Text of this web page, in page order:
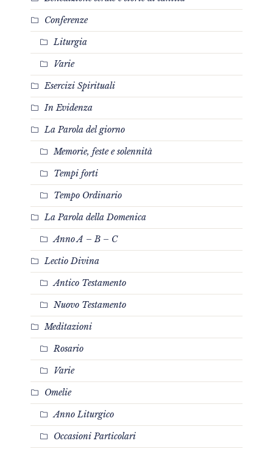
Conferenze
Liturgia
Varie
Esercizi Spirituali
In Evidenza
La Parola del giorno
Memorie, feste e solennità
Tempi forti
Tempo Ordinario
La Parola della Domenica
Anno A – B – C
Lectio Divina
Antico Testamento
Nuovo Testamento
Meditazioni
Rosario
Varie
Omelie
Anno Liturgico
Occasioni Particolari